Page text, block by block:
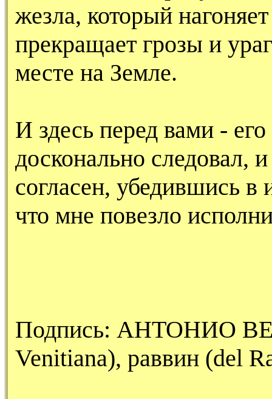
жезла, который
прекращает грозы и
месте на Земле.
И здесь перед вами -
досконально следовал,
согласен, убедившись
что мне повезло
Подпись: АНТОНИО
Venitiana), раввин (del